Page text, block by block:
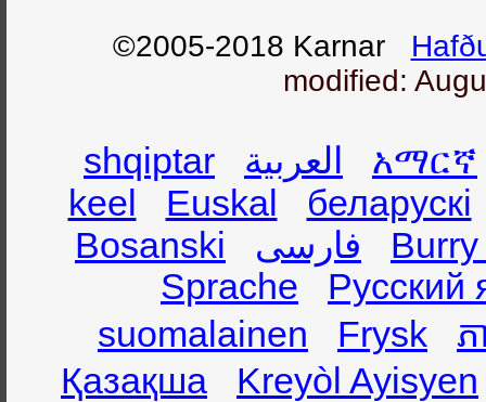
©2005-2018 Karnar
modified:
shqiptar العربية
አማርኛ
keel
Euskal
беларускі
Bosanski
فارسی
Sprache
Русский
suomalainen
Frysk
ភ
Қазақша
Kreyòl Ayisyen